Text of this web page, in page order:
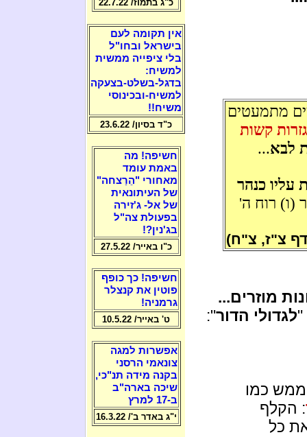
מתמעטים
קשות
לבא...
עליו כנהר
(ו) רוח ה'
דף צ"ז, צ"ח)
מוזרים...
"לגדולי הדור":
כמו
: הקלף
כל
כ"ג בתמוז/ 22.7.22
אין תקומה לעם
בישראל ובחו"ל
בלי ציפייה ממשית
למשיח:
בדגל-בשלט-בצעקה
למשיח-ובכינוסי
משיח!!
כ"ד בסיון/ 23.6.22
חשיפה! מה
באמת עומד
מאחורי "הֵרַצחה"
של העיתונאית
של אל- ג'זירה
בפעולת צה"ל
בג'נין?!
כ"ו באייר/ 27.5.22
חשיפה! כך כופף
פוטין את קנצלר
גרמניה!
ט' באייר/ 10.5.22
אפשרות למגה
צונאמי הרסני
בקנה מידה תנ"כי,
שיכה בארה"ב
ב-17 למרץ
י"ג באדר ב'/ 16.3.22